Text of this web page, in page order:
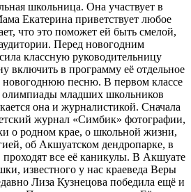
школьница. Она участвует в
Екатерина приветствует любое
что это поможет ей быть смелой,
Перед новогодним
классную руководительницу
включить в программу её отдельное
песню. В первом классе
олимпиады младших школьников
она и журналистикой. Сначала
журнал «Симбик» фотографии,
о родном крае, о школьной жизни,
об Акшуатском дендропарке, в
проходят все её каникулы. В Акшуате
известного у нас краеведа Веры
Лиза Кузнецова победила ещё и